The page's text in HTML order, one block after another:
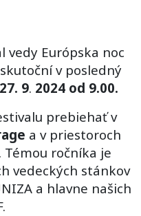
vedy Európska noc
v posledný
9. 2024 od 9.00.
prebiehať v
a v priestoroch
Témou ročníka je
vedeckých stánkov
a hlavne našich